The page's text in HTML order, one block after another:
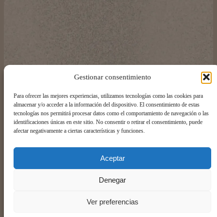
Gestionar consentimiento
Para ofrecer las mejores experiencias, utilizamos tecnologías como las cookies para
almacenar y/o acceder a la información del dispositivo. El consentimiento de estas
tecnologías nos permitirá procesar datos como el comportamiento de navegación o las
identificaciones únicas en este sitio. No consentir o retirar el consentimiento, puede
afectar negativamente a ciertas características y funciones.
Aceptar
Denegar
Ver preferencias
Kontxa Pasealekua, 13, 20007 Donostia-San Sebastián,
Gipuzkoa 943 32 11 38
Política de privacidad
Grupo 887